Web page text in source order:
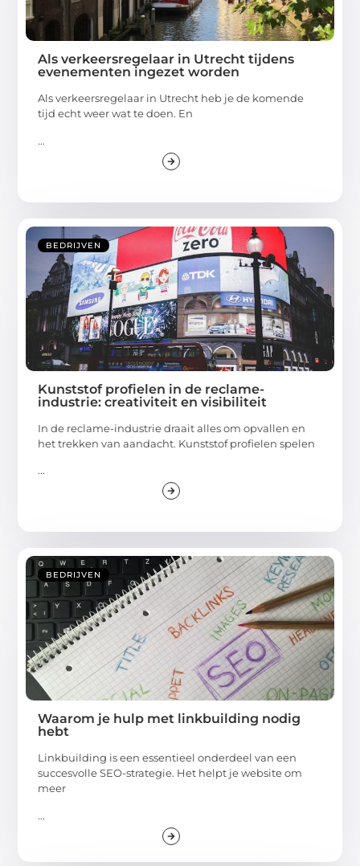
Als verkeersregelaar in Utrecht tijdens
evenementen ingezet worden
Als verkeersregelaar in Utrecht heb je de komende
tijd echt weer wat te doen. En
...
BEDRIJVEN
Kunststof profielen in de reclame-
industrie: creativiteit en visibiliteit
In de reclame-industrie draait alles om opvallen en
het trekken van aandacht. Kunststof profielen spelen
...
BEDRIJVEN
Waarom je hulp met linkbuilding nodig
hebt
Linkbuilding is een essentieel onderdeel van een
succesvolle SEO-strategie. Het helpt je website om
meer
...